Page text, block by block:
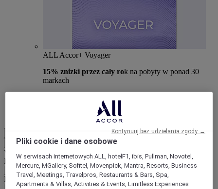
ALL Accor+ Voyager
15% znizki przez cały rok na pobyty w ponad 30
markach
Wstecz
Wybierz kraj i język poniżej
Region
Kraj/region-język
Pliki cookie i dane osobowe
W serwisach internetowych ALL, hotelF1, ibis, Pullman, Novotel,
Mercure, MGallery, Sofitel, Movenpick, Mantra, Resorts, Business
Travel, Meetings, Travelpros, Restaurants & Bars, Spa,
Apartments & Villas, Activities & Events, Limitless Experiences
Kontynuuj bez udzielania zgody →